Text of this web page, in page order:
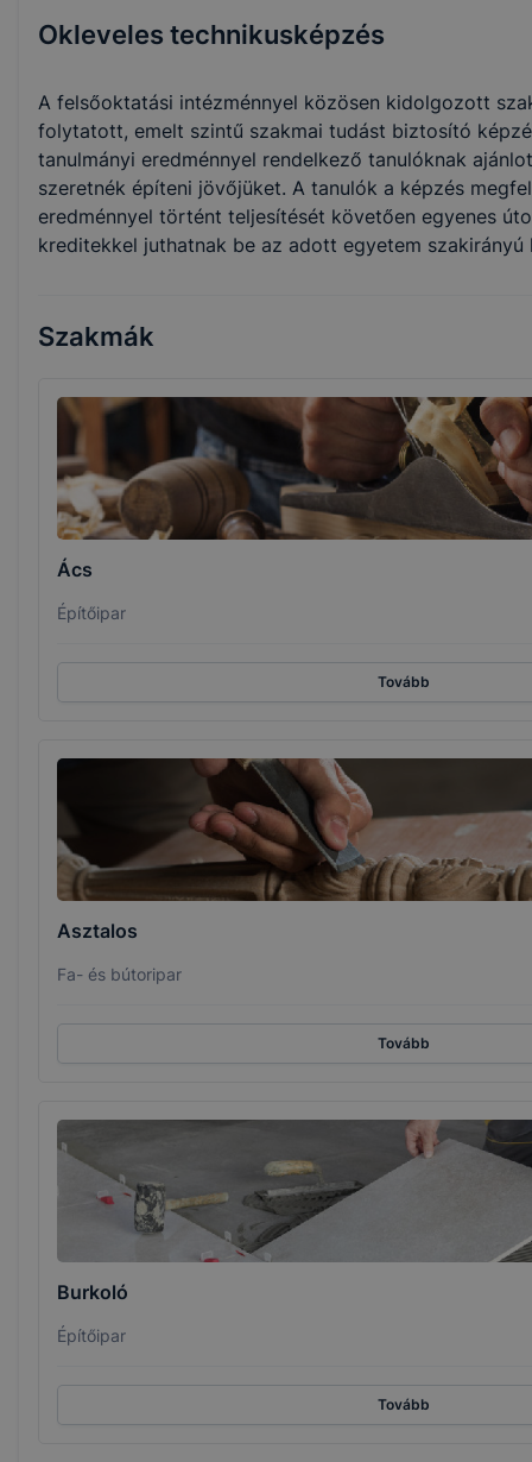
Okleveles technikusképzés
A felsőoktatási intézménnyel közösen kidolgozott
folytatott, emelt szintű szakmai tudást biztosító
tanulmányi eredménnyel rendelkező tanulóknak
szeretnék építeni jövőjüket. A tanulók a képzés
eredménnyel történt teljesítését követően egyenes
kreditekkel juthatnak be az adott egyetem szakirányú
Szakmák
Ács
Építőipar
Tovább
Asztalos
Fa- és bútoripar
Tovább
Burkoló
Építőipar
Tovább